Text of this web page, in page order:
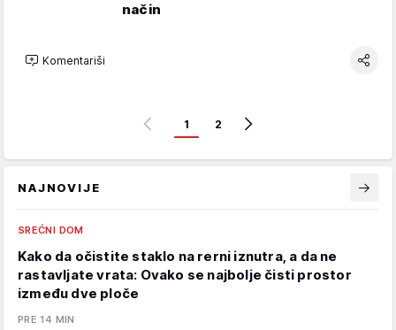
način
Komentariši
1 2
NAJNOVIJE
SREĆNI DOM
Kako da očistite staklo na rerni iznutra, a da ne
rastavljate vrata: Ovako se najbolje čisti prostor
između dve ploče
PRE 14 MIN